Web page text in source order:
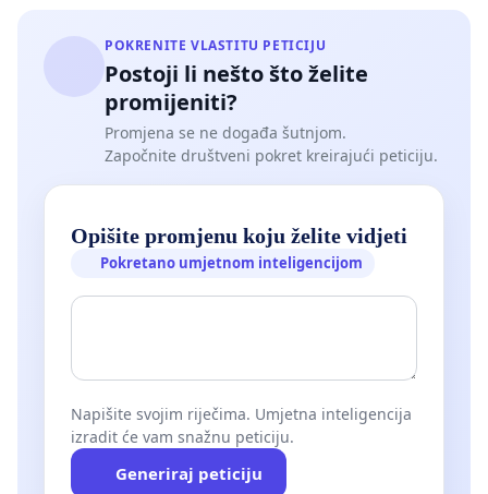
POKRENITE VLASTITU PETICIJU
Postoji li nešto što želite
promijeniti?
Promjena se ne događa šutnjom.
Započnite društveni pokret kreirajući peticiju.
Opišite promjenu koju želite vidjeti
Pokretano umjetnom inteligencijom
Napišite svojim riječima. Umjetna inteligencija
izradit će vam snažnu peticiju.
Generiraj peticiju